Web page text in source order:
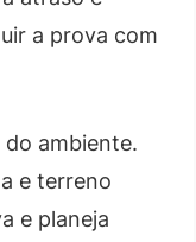
a prova com
ambiente.
e terreno
e planeja